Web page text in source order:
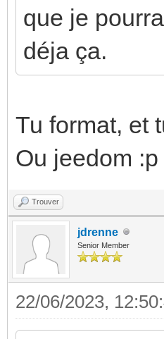
que je
déja ça.
Tu format, et
Ou jeedom :p
Trouver
jdrenne
Senior Member
22/06/2023,